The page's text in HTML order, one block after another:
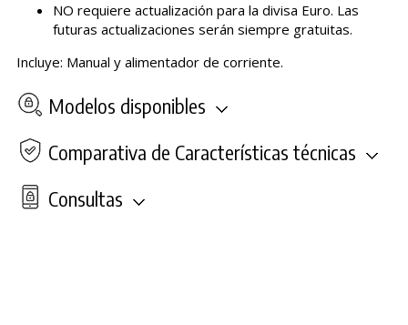
NO requiere actualización para la divisa Euro. Las
futuras actualizaciones serán siempre gratuitas.
Incluye: Manual y alimentador de corriente.
Modelos disponibles
Comparativa de Características técnicas
Consultas